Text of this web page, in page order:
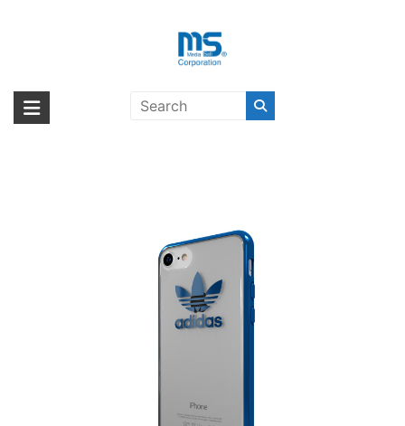
海外輸入ブランド商品｜株式会社
海外事業部が取り揃えている海外輸入商品には、日本では珍しい「海外ブ
ランド」をはじめ「ユニークな商品」「機能的な商品」「コストパフォー
TPU Clear Case iPhone 7 Blue